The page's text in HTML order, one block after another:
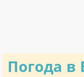
Погода в